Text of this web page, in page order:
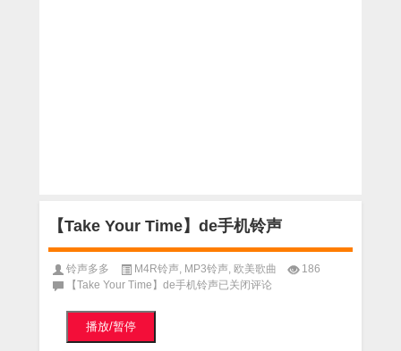
【Take Your Time】de手机铃声
铃声多多 M4R铃声 MP3铃声 欧美歌曲
186
【Take Your Time】de手机铃声已关闭评论
播放/暂停